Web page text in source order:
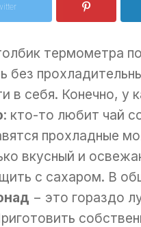
термометра
без
в себя. Конечно, у
: кто-то любит чай
прохладные
вкусный и
с сахаром. В
− это гораздо